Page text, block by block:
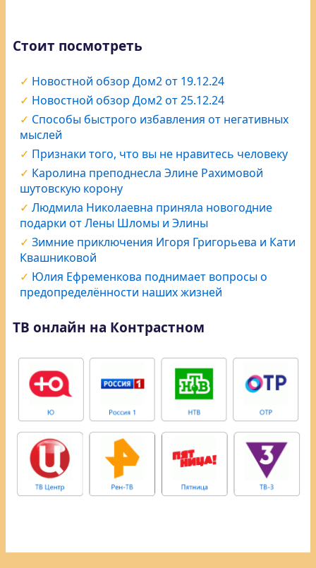
Стоит посмотреть
Новостной обзор Дом2 от 19.12.24
Новостной обзор Дом2 от 25.12.24
Способы быстрого избавления от негативных
мыслей
Признаки того, что вы не нравитесь человеку
Каролина преподнесла Элине Рахимовой
шутовскую корону
Людмила Николаевна приняла новогодние
подарки от Лены Шломы и Элины
Зимние приключения Игоря Григорьева и Кати
Квашниковой
Юлия Ефременкова поднимает вопросы о
предопределённости наших жизней
ТВ онлайн на Контрастном